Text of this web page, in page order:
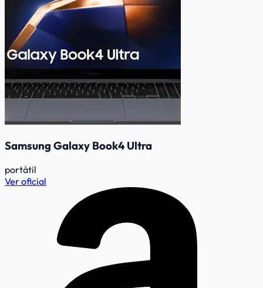
Samsung Galaxy Book4 Ultra
portátil
Ver oficial